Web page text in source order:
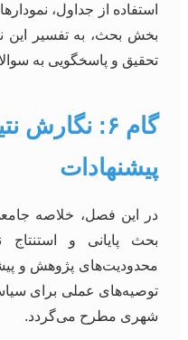
استفاده از جداول،
بخش بحث، به تفسیر این
تحقیق و پاسخگویی به
گام ۶: نگارش
پیشنهادات
در این فصل، خلاصه
بحث پایانی و استنتاج
محدودیت‌های پژوهش و
توصیه‌های عملی برای
شهری مطرح می‌گردد.